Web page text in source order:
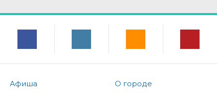
Афиша
О городе